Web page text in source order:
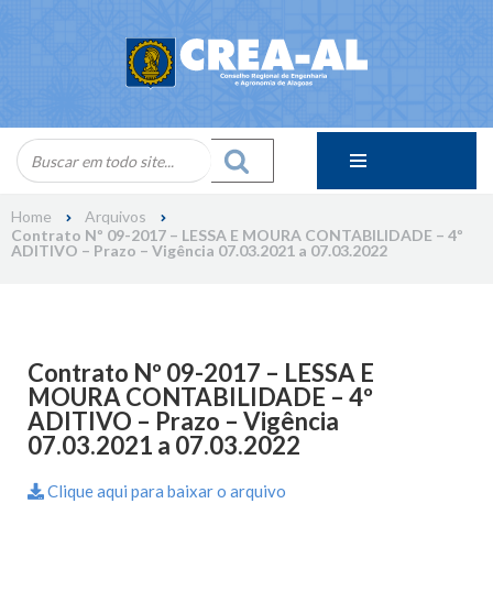
Home
Arquivos
Contrato Nº 09-2017 – LESSA E MOURA CONTABILIDADE – 4º
ADITIVO – Prazo – Vigência 07.03.2021 a 07.03.2022
Contrato Nº 09-2017 – LESSA E
MOURA CONTABILIDADE – 4º
ADITIVO – Prazo – Vigência
07.03.2021 a 07.03.2022
Clique aqui para baixar o arquivo